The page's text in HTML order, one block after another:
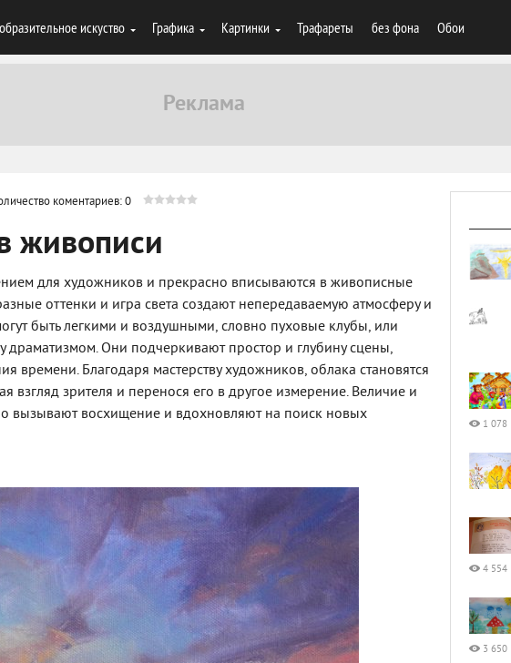
искуство Графика Картинки Трафареты без фона Обои
коментариев: 0
живописи
для художников и прекрасно вписываются в живописные
оттенки и игра света создают непередаваемую атмосферу и
быть легкими и воздушными, словно пуховые клубы, или
Они подчеркивают простор и глубину сцены,
Благодаря мастерству художников, облака становятся
взгляд зрителя и перенося его в другое измерение. Величие и
вызывают восхищение и вдохновляют на поиск новых
1 078
4 554
3 650